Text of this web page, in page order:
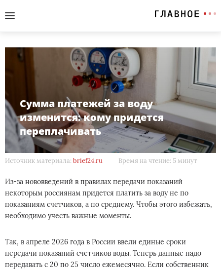
Сумма платежей за воду
изменится: кому придется
переплачивать
Источник материала: brief24.ru Время на чтение: 5 минут
Из-за нововведений в правилах передачи показаний
некоторым россиянам придется платить за воду не по
показаниям счетчиков, а по среднему. Чтобы этого избежать,
необходимо учесть важные моменты.
Так, в апреле 2026 года в России ввели единые сроки
передачи показаний счетчиков воды. Теперь данные надо
передавать с 20 по 25 число ежемесячно. Если собственник